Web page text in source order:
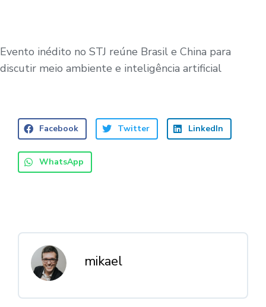
Evento inédito no STJ reúne Brasil e China para
discutir meio ambiente e inteligência artificial
Facebook Twitter LinkedIn
WhatsApp
mikael